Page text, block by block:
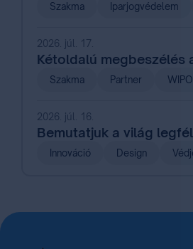
Szakma Iparjogvédelem
2026. júl. 17.
Kétoldalú megbeszélés
Szakma Partner WIPO
2026. júl. 16.
Bemutatjuk a világ
Innováció Design